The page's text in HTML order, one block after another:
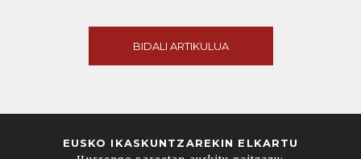
BIDALI ARTIKULUA
EUSKO IKASKUNTZAREKIN ELKARTU